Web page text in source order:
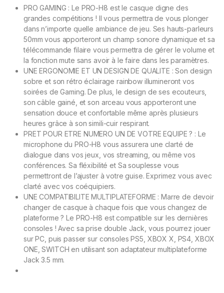
PRO GAMING : Le PRO-H8 est le casque digne des
grandes compétitions ! Il vous permettra de vous plonger
dans n’importe quelle ambiance de jeu. Ses hauts-parleurs
50mm vous apporteront un champ sonore dynamique et sa
télécommande filaire vous permettra de gérer le volume et
la fonction mute sans avoir à le faire dans les paramètres.
UNE ERGONOMIE ET UN DESIGN DE QUALITE : Son design
sobre et son rétro éclairage rainbow illumineront vos
soirées de Gaming. De plus, le design de ses ecouteurs,
son câble gainé, et son arceau vous apporteront une
sensation douce et confortable même après plusieurs
heures grâce à son simili-cuir respirant.
PRET POUR ETRE NUMERO UN DE VOTRE EQUIPE ? : Le
microphone du PRO-H8 vous assurera une clarté de
dialogue dans vos jeux, vos streaming, ou même vos
conférences. Sa fléxibilité et Sa souplesse vous
permettront de l’ajuster à votre guise. Exprimez vous avec
clarté avec vos coéquipiers.
UNE COMPATIBILITE MULTIPLATEFORME : Marre de devoir
changer de casque à chaque fois que vous changez de
plateforme ? Le PRO-H8 est compatible sur les dernières
consoles ! Avec sa prise double Jack, vous pourrez jouer
sur PC, puis passer sur consoles PS5, XBOX X, PS4, XBOX
ONE, SWITCH en utilisant son adaptateur multiplateforme
Jack 3.5 mm.